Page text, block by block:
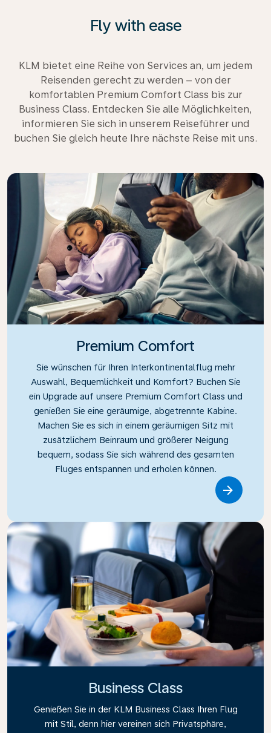
Fly with ease
KLM bietet eine Reihe von Services an, um jedem
Reisenden gerecht zu werden – von der
komfortablen Premium Comfort Class bis zur
Business Class. Entdecken Sie alle Möglichkeiten,
informieren Sie sich in unserem Reiseführer und
buchen Sie gleich heute Ihre nächste Reise mit uns.
Premium Comfort
Sie wünschen für Ihren Interkontinentalflug mehr
Auswahl, Bequemlichkeit und Komfort? Buchen Sie
ein Upgrade auf unsere Premium Comfort Class und
genießen Sie eine geräumige, abgetrennte Kabine.
Machen Sie es sich in einem geräumigen Sitz mit
zusätzlichem Beinraum und größerer Neigung
bequem, sodass Sie sich während des gesamten
Fluges entspannen und erholen können.
Business Class
Genießen Sie in der KLM Business Class Ihren Flug
mit Stil, denn hier vereinen sich Privatsphäre,